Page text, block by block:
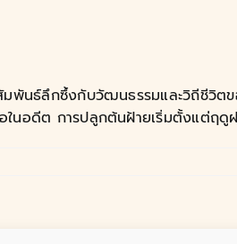
นธ์ลึกซึ้งกับวัฒนธรรมและวิถีชีวิต
อดีต การปลูกต้นฝ้ายเริ่มตั้งแต่ฤดูฝ